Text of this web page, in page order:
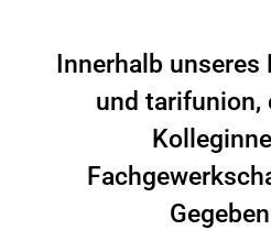
Innerhalb
und tarifunion,